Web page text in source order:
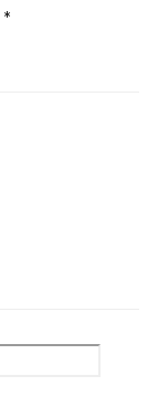
*